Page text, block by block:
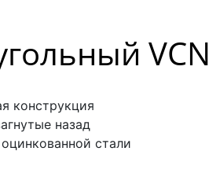
VCN
конструкция
назад
стали